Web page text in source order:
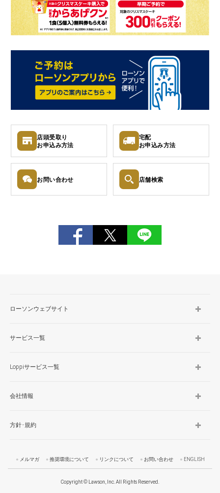
店頭受取り
お申込み方法
宅配
お申込み方法
お問い合わせ 店舗検索
ローソンウェブサイト
サービス一覧
Loppiサービス一覧
会社情報
方針･規約
メルマガ 推奨環境について リンクについて お問い合わせ ENGLISH
Copyright © Lawson, Inc. All Rights Reserved.